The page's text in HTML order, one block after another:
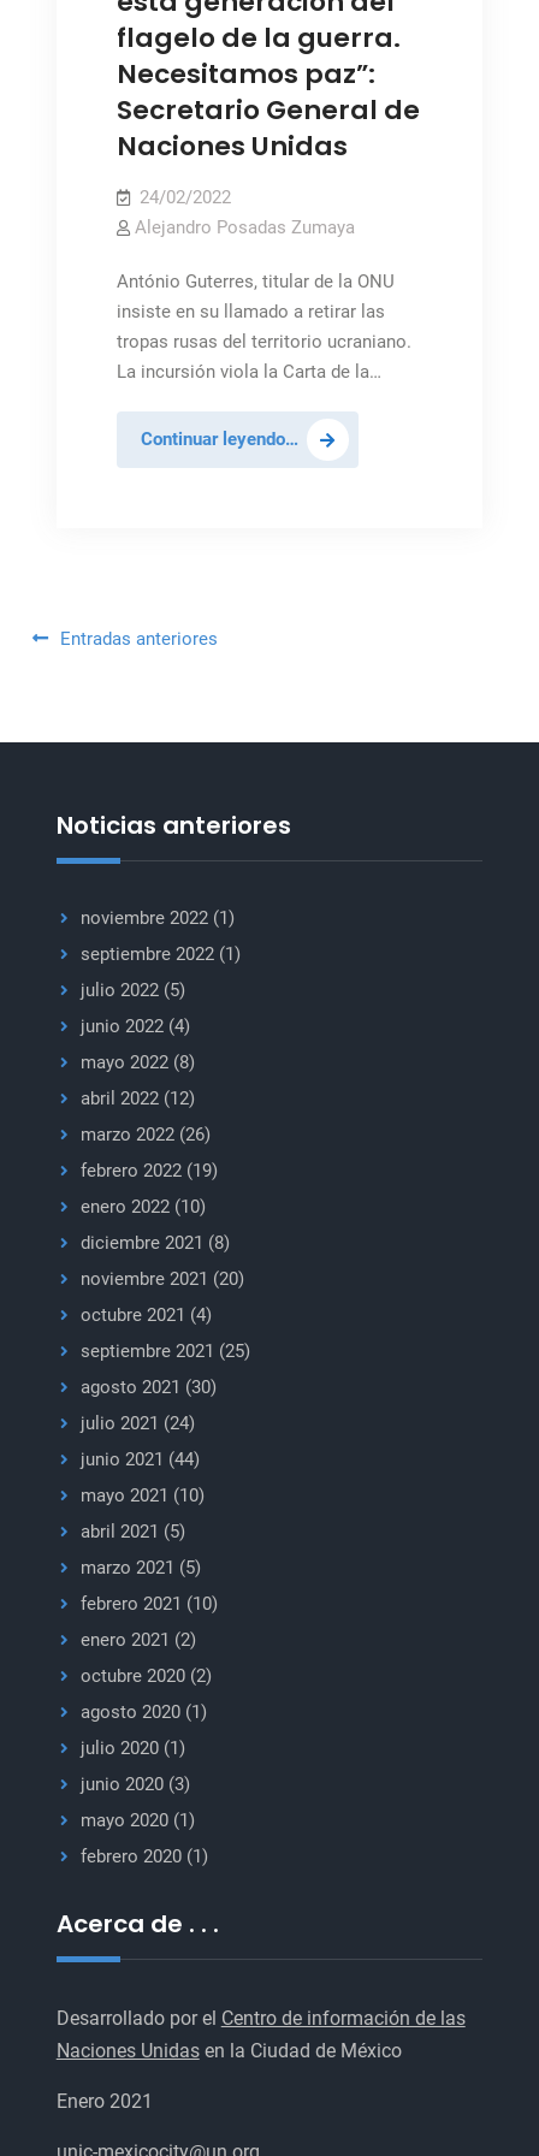
la
que
ha
sido
víctima
flagelo de la guerra.
Necesitamos paz”:
Secretario General de
Naciones Unidas
24/02/2022
Alejandro Posadas Zumaya
António Guterres, titular de la ONU
insiste en su llamado a retirar las
tropas rusas del territorio ucraniano.
La incursión viola la Carta de la…
Continuar leyendo…“No
es
flagelo
Necesitamos
Navegación
Entradas anteriores
Noticias anteriores
noviembre 2022(1)
septiembre 2022(1)
julio 2022(5)
junio 2022(4)
mayo 2022(8)
abril 2022(12)
marzo 2022(26)
febrero 2022(19)
enero 2022(10)
diciembre 2021 (8)
noviembre 2021 (20)
octubre 2021 (4)
septiembre 2021 (25)
agosto 2021 (30)
julio 2021 (24)
junio 2021 (44)
mayo 2021 (10)
abril 2021 (5)
marzo 2021 (5)
febrero 2021 (10)
enero 2021 (2)
octubre 2020(2)
agosto 2020(1)
julio 2020(1)
junio 2020(3)
mayo 2020(1)
febrero 2020(1)
Acerca de . . .
Desarrollado por el Centro de información de las
Naciones Unidasen la Ciudad de México
Enero 2021